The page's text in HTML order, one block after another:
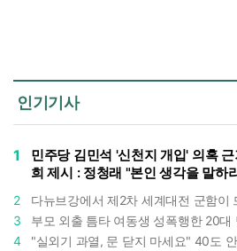
인기기사
1
민주당 김민석 '신천지 개입' 의혹 근
희 제시 : 정청래 "본인 생각을 말하
2
3
4